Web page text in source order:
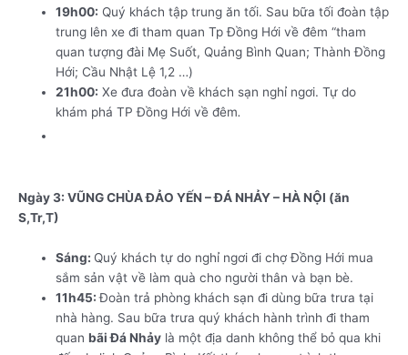
19h00: Quý khách tập trung ăn tối. Sau bữa tối đoàn tập
trung lên xe đi tham quan Tp Đồng Hới về đêm “tham
quan tượng đài Mẹ Suốt, Quảng Bình Quan; Thành Đồng
Hới; Cầu Nhật Lệ 1,2 …)
21h00: Xe đưa đoàn về khách sạn nghỉ ngơi. Tự do
khám phá TP Đồng Hới về đêm.
Ngày 3: VŨNG CHÙA ĐẢO YẾN – ĐÁ NHẢY – HÀ NỘI (ăn
S,Tr,T)
Sáng: Quý khách tự do nghỉ ngơi đi chợ Đồng Hới mua
sắm sản vật về làm quà cho người thân và bạn bè.
11h45:Đoàn trả phòng khách sạn đi dùng bữa trưa tại
nhà hàng. Sau bữa trưa quý khách hành trình đi tham
quanbãi Đá Nhảy là một địa danh không thể bỏ qua khi